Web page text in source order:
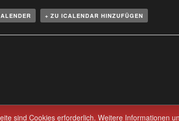
+ ZU ICALENDAR HINZUFÜGEN
sind Cookies erforderlich. Weitere Informationen